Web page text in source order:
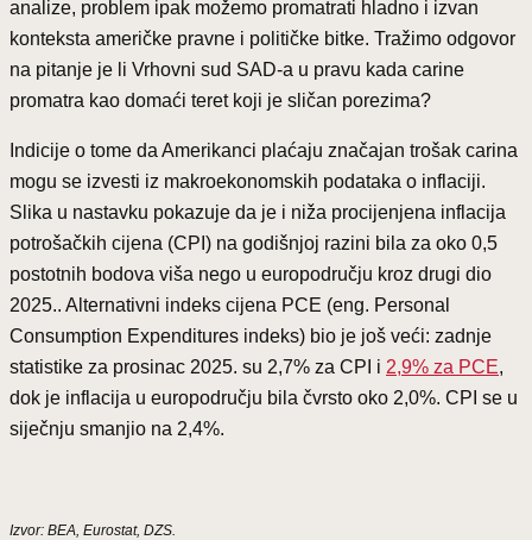
analize, problem ipak možemo promatrati hladno i izvan
konteksta američke pravne i političke bitke. Tražimo odgovor
na pitanje je li Vrhovni sud SAD-a u pravu kada carine
promatra kao domaći teret koji je sličan porezima?
Indicije o tome da Amerikanci plaćaju značajan trošak carina
mogu se izvesti iz makroekonomskih podataka o inflaciji.
Slika u nastavku pokazuje da je i niža procijenjena inflacija
potrošačkih cijena (CPI) na godišnjoj razini bila za oko 0,5
postotnih bodova viša nego u europodručju kroz drugi dio
2025.. Alternativni indeks cijena PCE (eng. Personal
Consumption Expenditures indeks) bio je još veći: zadnje
statistike za prosinac 2025. su 2,7% za CPI i 2,9% za PCE,
dok je inflacija u europodručju bila čvrsto oko 2,0%. CPI se u
siječnju smanjio na 2,4%.
Izvor: BEA, Eurostat, DZS.